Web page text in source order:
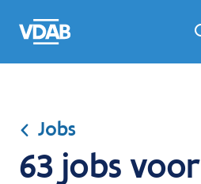
naar
een
een
job
naar
Jobs
63 jobs voor